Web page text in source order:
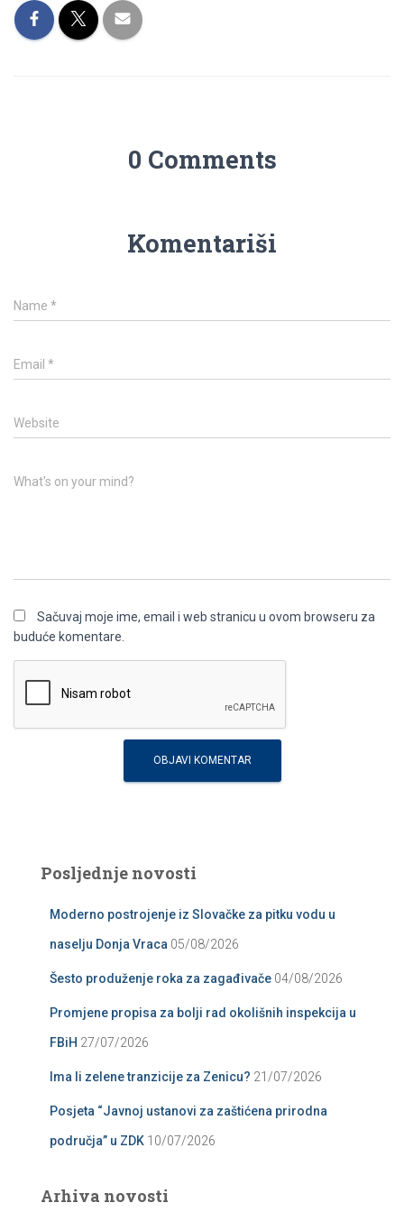
0 Comments
Komentariši
Name *
Email *
Website
What's on your mind?
Sačuvaj moje ime, email i web stranicu u ovom browseru za
buduće komentare.
Posljednje novosti
Moderno postrojenje iz Slovačke za pitku vodu u
naselju Donja Vraca 05/08/2026
Šesto produženje roka za zagađivače 04/08/2026
Promjene propisa za bolji rad okolišnih inspekcija u
FBiH 27/07/2026
Ima li zelene tranzicije za Zenicu? 21/07/2026
Posjeta “Javnoj ustanovi za zaštićena prirodna
područja” u ZDK 10/07/2026
Arhiva novosti